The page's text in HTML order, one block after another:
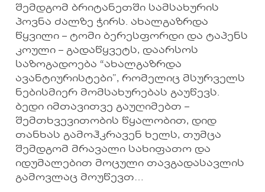
შემდგომ ბრიტანეთში სამსახურის
პოვნა ძალზე ჭირს. ახალგაზრდა
წყვილი – ტომი ბერესფორდი და ტაპენს
კოული – გადაწყვეტს, დაარსოს
საზოგადოება “ახალგაზრდა
ავანტიურისტები”, რომელიც მსურველს
ნებისმიერ მომსახურებას გაუწევს.
ბედი იმთავითვე გაუღიმებთ –
შემთხვევითობის წყალობით, დიდ
თანხას გამოჰკრავენ ხელს, თუმცა
შემდგომ მრავალი სახიფათო და
იდუმალებით მოცული თავგადასავლის
გამოვლაც მოუწევთ…